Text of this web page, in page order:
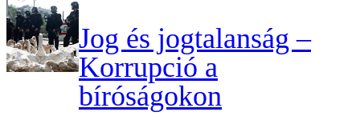
Jog és jogtalanság –
Korrupció a
bíróságokon